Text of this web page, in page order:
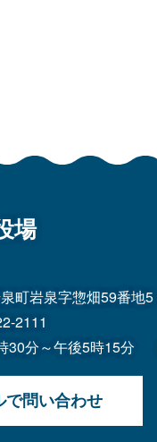
場
町岩泉字惣畑59番地5
2111
30分～午後5時15分
で問い合わせ